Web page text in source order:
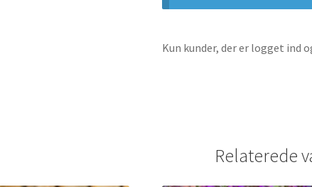
Kun kunder, der er logget ind
Relaterede